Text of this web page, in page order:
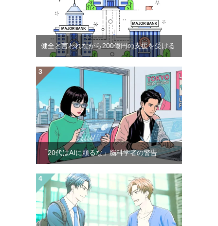
健全と言われながら200億円の支援を受ける
「20代はAIに頼るな」脳科学者の警告